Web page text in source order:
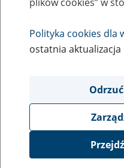
Rodzaj wydarzenia
Szkolenia
Obszar merytoryczny
obsługa klientów
Opis wydarzenia
Platforma Usług
Polityka cookies dla
ostatnia aktualizacja